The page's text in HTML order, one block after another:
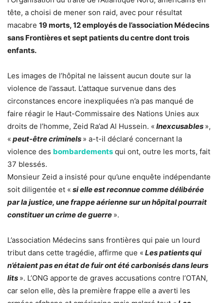
tête, a choisi de mener son raid, avec pour résultat
macabre 19 morts, 12 employés de l’association Médecins
sans Frontières et sept patients du centre dont trois
enfants.
Les images de l’hôpital ne laissent aucun doute sur la
violence de l’assaut. L’attaque survenue dans des
circonstances encore inexpliquées n’a pas manqué de
faire réagir le Haut-Commissaire des Nations Unies aux
droits de l’homme, Zeid Ra’ad Al Hussein. « Inexcusables »,
« peut-être criminels » a-t-il déclaré concernant la
violence des bombardements qui ont, outre les morts, fait
37 blessés.
Monsieur Zeid a insisté pour qu’une enquête indépendante
soit diligentée et « si elle est reconnue comme délibérée
par la justice, une frappe aérienne sur un hôpital pourrait
constituer un crime de guerre ».
L’association Médecins sans frontières qui paie un lourd
tribut dans cette tragédie, affirme que « Les patients qui
n’étaient pas en état de fuir ont été carbonisés dans leurs
lits ». L’ONG apporte de graves accusations contre l’OTAN,
car selon elle, dès la première frappe elle a averti les